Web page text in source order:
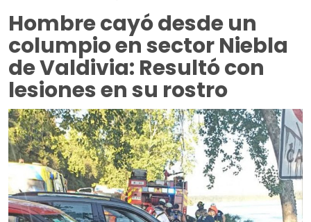
Hombre cayó desde un
columpio en sector Niebla
de Valdivia: Resultó con
lesiones en su rostro